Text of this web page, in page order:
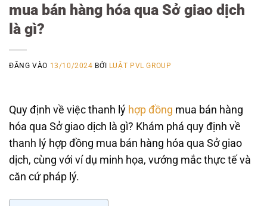
mua bán hàng hóa qua Sở giao dịch
là gì?
ĐĂNG VÀO 13/10/2024 BỞI LUẬT PVL GROUP
Quy định về việc thanh lý hợp đồng mua bán hàng
hóa qua Sở giao dịch là gì? Khám phá quy định về
thanh lý hợp đồng mua bán hàng hóa qua Sở giao
dịch, cùng với ví dụ minh họa, vướng mắc thực tế và
căn cứ pháp lý.